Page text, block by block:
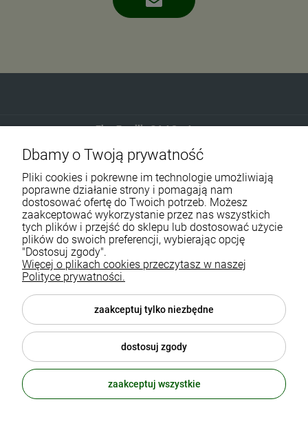
Eko-Familia GAJ Sp.Jawna
Gdańska 60
90-616 Łódź
790 727 174
sklep@eko-familia.pl
Informacje o sklepie
Suplementy diety
Popularne kategorie
Moje konto
Dbamy o Twoją prywatność
Pliki cookies i pokrewne im technologie umożliwiają
poprawne działanie strony i pomagają nam
dostosować ofertę do Twoich potrzeb. Możesz
zaakceptować wykorzystanie przez nas wszystkich
tych plików i przejść do sklepu lub dostosować użycie
plików do swoich preferencji, wybierając opcję
"Dostosuj zgody".
Więcej o plikach cookies przeczytasz w naszej
Polityce prywatności.
zaakceptuj tylko niezbędne
dostosuj zgody
zaakceptuj wszystkie
Zasubskrybuj nasz newsletter
i otrzymaj5% rabatu na zakupy.
Twój email